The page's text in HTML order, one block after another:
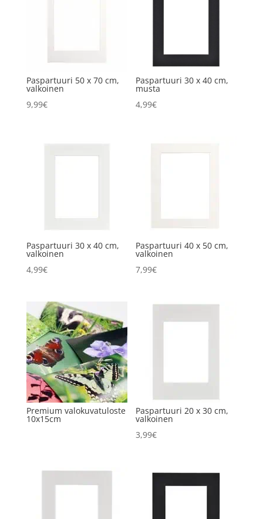
Paspartuuri 50 x 70 cm,
valkoinen
9,99€
Paspartuuri 30 x 40 cm,
musta
4,99€
Paspartuuri 30 x 40 cm,
valkoinen
4,99€
Paspartuuri 40 x 50 cm,
valkoinen
7,99€
Premium valokuvatuloste
10x15cm
Paspartuuri 20 x 30 cm,
valkoinen
3,99€